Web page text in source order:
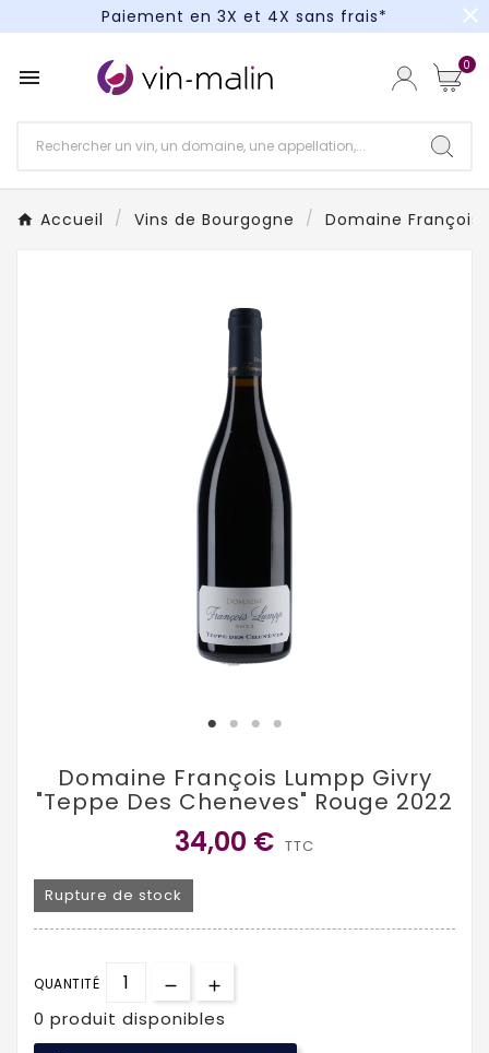
Paiement en 3X et 4X sans frais*
Paiement en 3X et 4X sans frais*
close
 0
Accueil Vins de Bourgogne Domaine François
Domaine François Lumpp Givry
"Teppe Des Cheneves" Rouge 2022
34,00 € TTC
Rupture de stock
QUANTITÉ
0 produit disponibles